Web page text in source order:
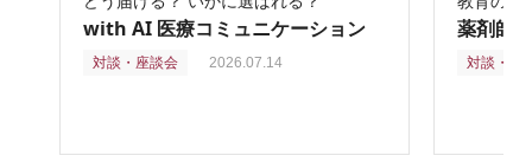
with AI 医療コミュニケーション
対談・座談会 2026.07.14
薬剤師
対談・座